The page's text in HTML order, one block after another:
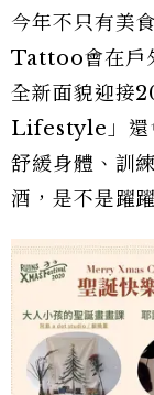
今年不只有美
Tattoo會在戶
全新面貌迎接
Lifestyle」還
舒緩身體、訓
酒，是不是躍